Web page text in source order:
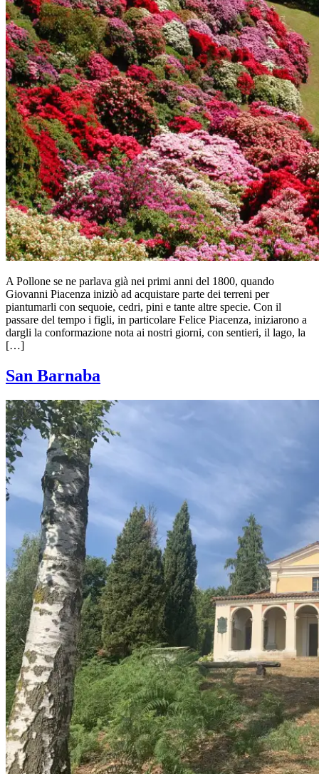
A Pollone se ne parlava già nei primi anni del 1800, quando
Giovanni Piacenza iniziò ad acquistare parte dei terreni per
piantumarli con sequoie, cedri, pini e tante altre specie. Con il
passare del tempo i figli, in particolare Felice Piacenza, iniziarono a
dargli la conformazione nota ai nostri giorni, con sentieri, il lago, la
[…]
San Barnaba